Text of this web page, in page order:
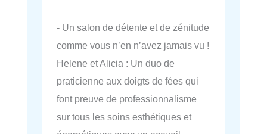
- Un salon de détente et de zénitude
comme vous n’en n’avez jamais vu !
Helene et Alicia : Un duo de
praticienne aux doigts de fées qui
font preuve de professionnalisme
sur tous les soins esthétiques et